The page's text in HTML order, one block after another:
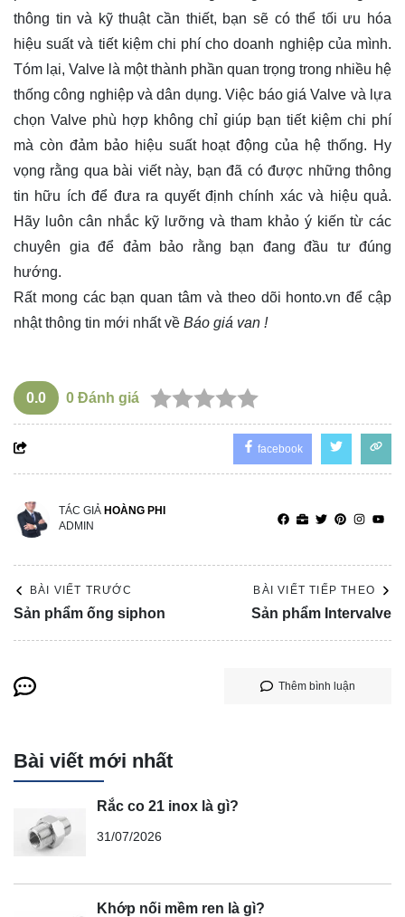
thông tin và kỹ thuật cần thiết, bạn sẽ có thể tối ưu hóa
hiệu suất và tiết kiệm chi phí cho doanh nghiệp của mình.
Tóm lại, Valve là một thành phần quan trọng trong nhiều hệ
thống công nghiệp và dân dụng. Việc báo giá Valve và lựa
chọn Valve phù hợp không chỉ giúp bạn tiết kiệm chi phí
mà còn đảm bảo hiệu suất hoạt động của hệ thống. Hy
vọng rằng qua bài viết này, bạn đã có được những thông
tin hữu ích để đưa ra quyết định chính xác và hiệu quả.
Hãy luôn cân nhắc kỹ lưỡng và tham khảo ý kiến từ các
chuyên gia để đảm bảo rằng bạn đang đầu tư đúng
hướng.
Rất mong các bạn quan tâm và theo dõi honto.vn để cập
nhật thông tin mới nhất về Báo giá van !
0.0 0 Đánh giá
facebook
TÁC GIẢ HOÀNG PHI
ADMIN
BÀI VIẾT TRƯỚC
Sản phẩm ống siphon
BÀI VIẾT TIẾP THEO
Sản phẩm Intervalve
Thêm bình luận
Bài viết mới nhất
Rắc co 21 inox là gì?
31/07/2026
Khớp nối mềm ren là gì?